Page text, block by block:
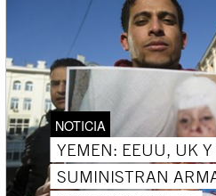
NOTICIA
YEMEN: EEUU, UK
SUMINISTRAN